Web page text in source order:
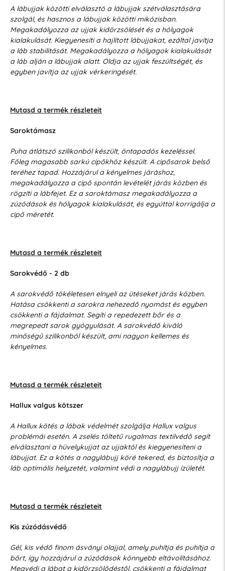
A lábujjak közötti elválasztó a lábujjak szétválasztására
szolgál, és hasznos a lábujjak közötti mikózisban.
Megakadályozza az ujjak kidörzsölését és a hólyagok
kialakulását. Kiegyenesíti a hajlított lábujjakat, ezáltal javítja
a láb stabilitását. Megakadályozza a hólyagok kialakulását
a láb alján a lábujjak alatt. Oldja az ujjak feszültségét, és
egyben javítja az ujjak vérkeringését.
Mutasd a termék részleteit
Saroktámasz
Puha átlátszó szilikonból készült, öntapadós kezeléssel.
Főleg magasabb sarkú cipőkhöz készült. A cipősarok belső
teréhez tapad. Hozzájárul a kényelmes járáshoz,
megakadályozza a cipő spontán levételét járás közben és
rögzíti a lábfejet. Ez a saroktámasz megakadályozza a
zúzódások és hólyagok kialakulását, és egyúttal korrigálja a
cipő méretét.
Mutasd a termék részleteit
Sarokvédő - 2 db
A sarokvédő tökéletesen elnyeli az ütéseket járás közben.
Hatása csökkenti a sarokra nehezedő nyomást és egyben
csökkenti a fájdalmat. Segíti a repedezett bőr és a
megrepedt sarok gyógyulását. A sarokvédő kiváló
minőségű szilikonból készült, ami nagyon kellemes és
kényelmes.
Mutasd a termék részleteit
Hallux valgus kötszer
A Hallux kötés a lábak védelmét szolgálja Hallux valgus
problémái esetén. A zselés töltetű rugalmas textilvédő segít
elválasztani a hüvelykujjat az ujjaktól és kiegyenesíteni a
lábujjat. Ez a kötés a nagylábujj köré tekered, és biztosítja a
láb optimális helyzetét, valamint védi a nagylábujj ízületét.
Mutasd a termék részleteit
Kis zúzódásvédő
Gél, kis védő finom ásványi olajjal, amely puhítja és puhítja a
bőrt, így hozzájárul a zúzódások könnyebb eltávolításához.
Megvédi a lábat a kidörzsölődéstől, csökkenti a fájdalmat